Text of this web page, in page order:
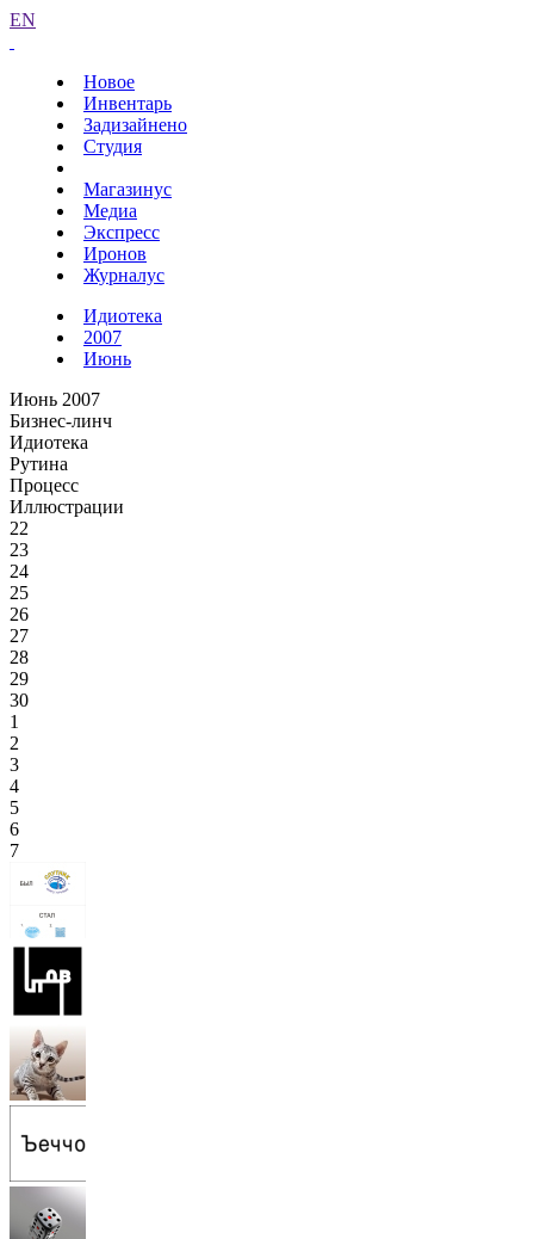
EN
Новое
Инвентарь
Задизайнено
Студия
Магазинус
Медиа
Экспресс
Иронов
Журналус
Идиотека
2007
Июнь
Июнь 2007
Бизнес-линч
Идиотека
Рутина
Процесс
Иллюстрации
22
23
24
25
26
27
28
29
30
1
2
3
4
5
6
7